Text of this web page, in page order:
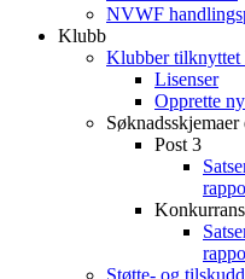
NVWF
Klubb
Klubber
Lisenser
Opprette
Post 3
Støtte- og